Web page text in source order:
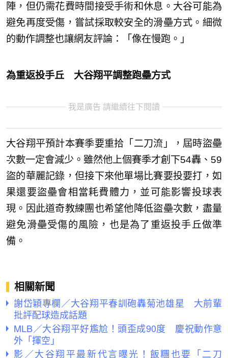
陣，但仍需花費時間接受手術和休息。大谷可能為
避免再度受傷，嘗試採取較安全的滑壘方式。細微
的動作調整也讓網友評論：「像在慢跑。」
為重返投手丘 大谷翔平調整跑壘方式
我是廣告 請繼續往下閱讀
大谷翔平預計本賽季要重拾「二刀流」，屆時盜壘
次數一定會減少。雖然他上個賽季才創下54轟、59
盜的華麗記錄，但接下來他單場比賽要投要打，如
果還要盜壘會相當耗費體力，並可能影響投球表
現。因此道奇教練團也希望他降低盜壘次數，盡量
避免滑壘受傷的風險，也是為了重返投手丘做準
備。
相關新聞
謝岱穎專欄／大谷翔平春訓砲轟菊池雄星 大前輩
批評配球造成話題
MLB／大谷翔平好尷尬！頭歪成90度 慶祝動作意
外「揮空」
影／大谷翔平最新代言曝光！飯糰也要「二刀